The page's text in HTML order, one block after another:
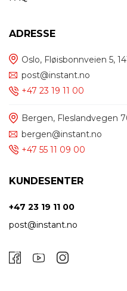
ADRESSE
Oslo, Fløisbonnveien 5,
post@instant.no
+47 23 19 11 00
Bergen, Fleslandvegen
bergen@instant.no
+47 55 11 09 00
KUNDESENTER
+47 23 19 11 00
post@instant.no